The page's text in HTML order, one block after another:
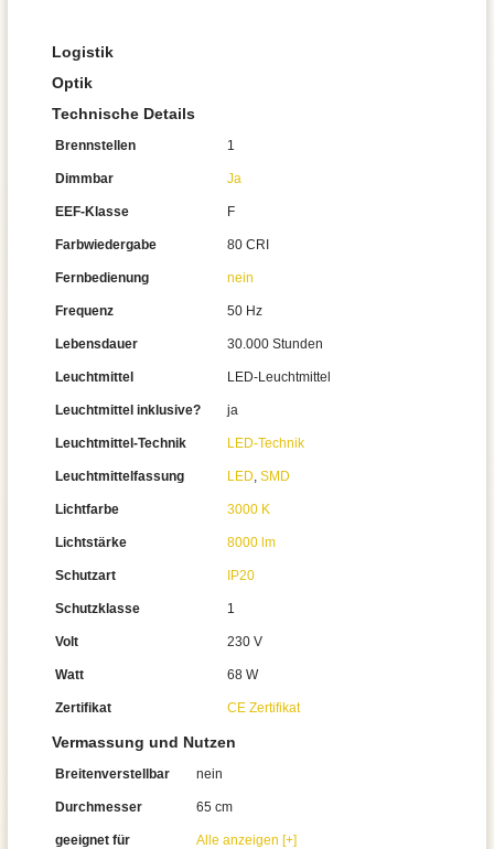
Logistik
Optik
Technische Details
Brennstellen 1
Dimmbar Ja
EEF-Klasse F
Farbwiedergabe 80 CRI
Fernbedienung nein
Frequenz 50 Hz
Lebensdauer 30.000 Stunden
Leuchtmittel LED-Leuchtmittel
Leuchtmittel inklusive? ja
Leuchtmittel-Technik LED-Technik
Leuchtmittelfassung LED, SMD
Lichtfarbe 3000 K
Lichtstärke 8000 lm
Schutzart IP20
Schutzklasse 1
Volt 230 V
Watt 68 W
Zertifikat CE Zertifikat
Vermassung und Nutzen
Breitenverstellbar nein
Durchmesser 65 cm
geeignet für Alle anzeigen [+]